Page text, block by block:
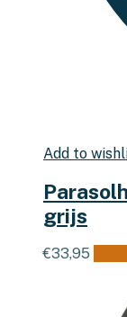
Add to
grijs
€33,95